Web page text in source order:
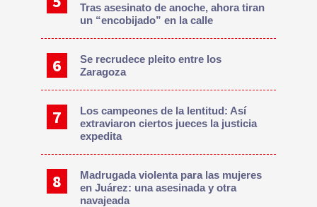
Tras asesinato de anoche, ahora tiran
un “encobijado” en la calle
Se recrudece pleito entre los
Zaragoza
Los campeones de la lentitud: Así
extraviaron ciertos jueces la justicia
expedita
Madrugada violenta para las mujeres
en Juárez: una asesinada y otra
navajeada